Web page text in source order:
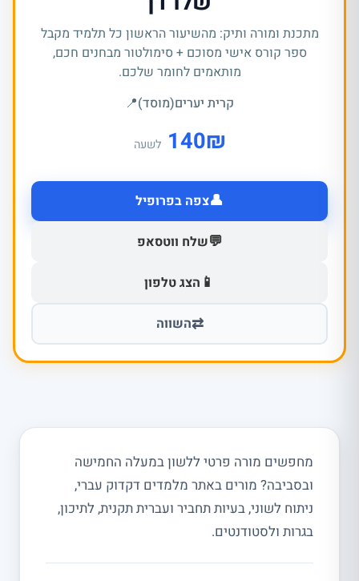
מתכנת ומורה ותיק: מהשיעור הראשון כל תלמיד מקבל
ספר קורס אישי מסוכם + סימולטור מבחנים חכם,
מותאמים לחומר שלכם.
קרית יערים(מוסד)📍
₪
140 לשעה
👤צפה בפרופיל
💬שלח ווטסאפ
📱 הצג טלפון
⇄השווה
מחפשים מורה פרטי ללשון במעלה החמישה
ובסביבה? מורים באתר מלמדים דקדוק עברי,
ניתוח לשוני, בעיות תחביר ועברית תקנית, לתיכון,
בגרות ולסטודנטים.